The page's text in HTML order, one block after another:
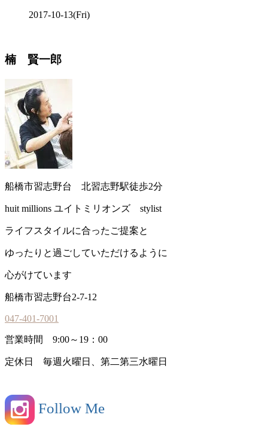
2017-10-13(Fri)
楠 賢一郎
船橋市習志野台 北習志野駅徒歩2分
huit millions ユイトミリオンズ stylist
ライフスタイルに合ったご提案と
ゆったりと過ごしていただけるように
心がけています
船橋市習志野台2-7-12
047-401-7001
営業時間 9:00～19：00
定休日 毎週火曜日、第二第三水曜日
Follow Me